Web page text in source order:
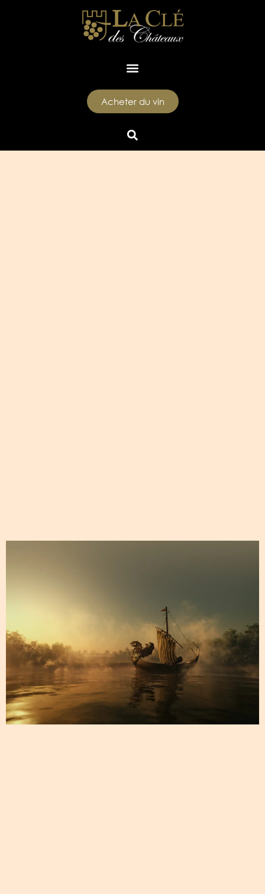
Acheter du vin